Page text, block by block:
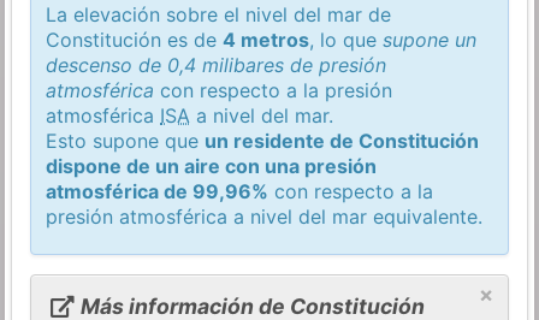
La elevación sobre el nivel del mar de
Constitución es de4 metros, lo quesupone un
descenso de 0,4 milibares de presión
atmosférica con respecto a la presión
atmosférica ISA a nivel del mar.
Esto supone que un residente de Constitución
dispone de un aire con una presión
atmosférica de 99,96% con respecto a la
presión atmosférica a nivel del mar equivalente.
×
Más información de Constitución